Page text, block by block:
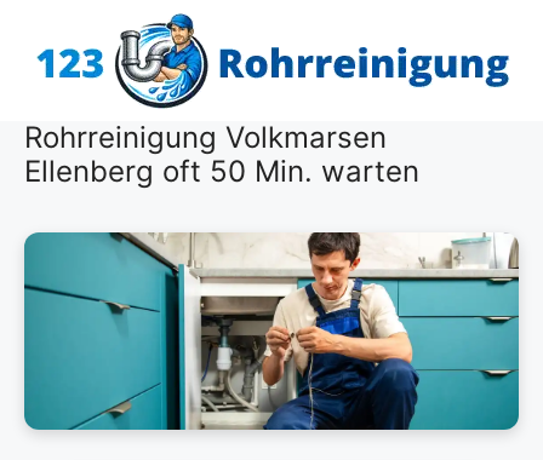
Inhalt
Rohrreinigung Volkmarsen
Ellenberg oft 50 Min. warten